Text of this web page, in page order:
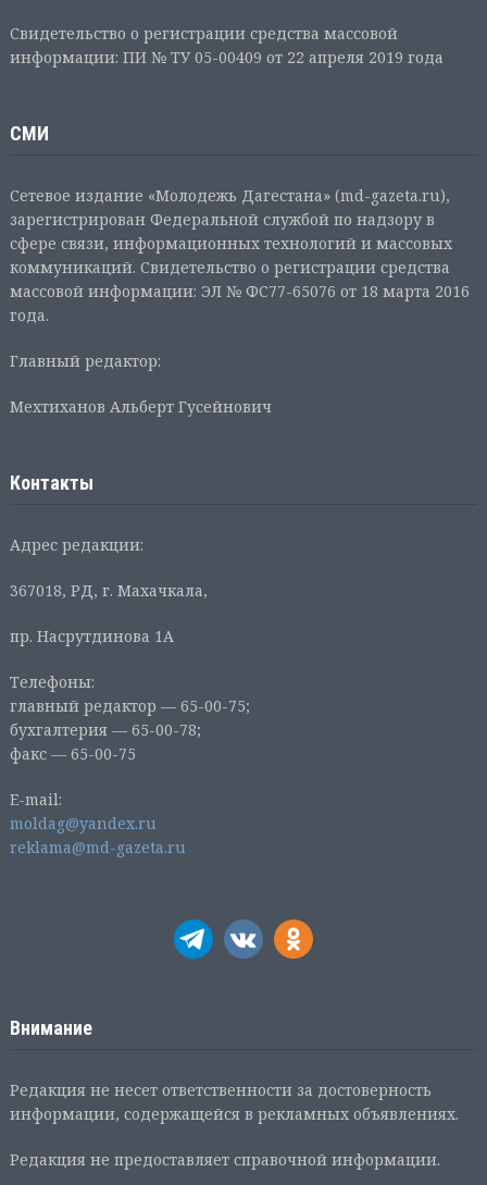
Свидетельство о регистрации средства массовой
информации: ПИ № ТУ 05-00409 от 22 апреля 2019 года
СМИ
Сетевое издание «Молодежь Дагестана» (md-gazeta.ru),
зарегистрирован Федеральной службой по надзору в
сфере связи, информационных технологий и массовых
коммуникаций. Свидетельство о регистрации средства
массовой информации: ЭЛ № ФС77-65076 от 18 марта 2016
года.
Главный редактор:
Мехтиханов Альберт Гусейнович
Контакты
Адрес редакции:
367018, РД, г. Махачкала,
пр. Насрутдинова 1А
Телефоны:
главный редактор — 65-00-75;
бухгалтерия — 65-00-78;
факс — 65-00-75
E-mail:
moldag@yandex.ru
reklama@md-gazeta.ru
Внимание
Редакция не несет ответственности за достоверность
информации, содержащейся в рекламных объявлениях.
Редакция не предоставляет справочной информации.